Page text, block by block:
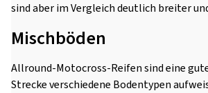
sind aber im Vergleich deutlich breiter
Mischböden
Allround-Motocross-Reifen sind eine
Strecke verschiedene Bodentypen